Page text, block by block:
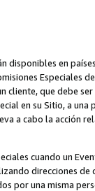
disponibles en
Especiales
cliente, que debe
en su Sitio, a
a cabo la acción
cuando un
direcciones
por una misma